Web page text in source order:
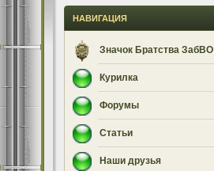
НАВИГАЦИЯ
Значок Братства ЗабВО
Курилка
Форумы
Статьи
Наши друзья